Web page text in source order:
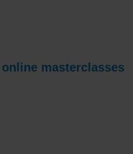
masterclasses